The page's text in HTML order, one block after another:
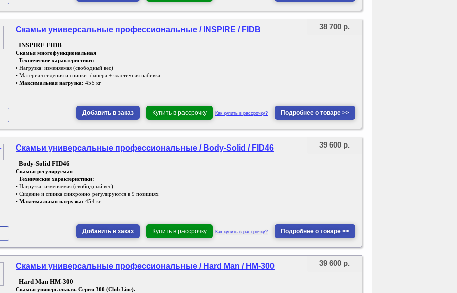
Скамьи универсальные профессиональные / INSPIRE / FIDB
INSPIRE FIDB
Скамья многофункциональная
Технические характеристики:
• Нагрузка: изменяемая (свободный вес)
• Материал сидения и спинки: фанера + эластичная набивка
• Максимальная нагрузка: 455 кг
Добавить в заказ Купить в рассрочку Как купить в рассрочку? Подробнее о товаре >>
38 700 р.
Скамьи универсальные профессиональные / Body-Solid / FID46
Body-Solid FID46
Скамья регулируемая
Технические характеристики:
• Нагрузка: изменяемая (свободный вес)
• Сидение и спинка синхронно регулируются в 9 позициях
• Максимальная нагрузка: 454 кг
Добавить в заказ Купить в рассрочку Как купить в рассрочку? Подробнее о товаре >>
39 600 р.
Скамьи универсальные профессиональные / Hard Man / HM-300
Hard Man HM-300
Скамья универсальная. Серия 300 (Club Line).
39 600 р.